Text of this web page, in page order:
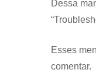
Dessa
Esses
comentar.